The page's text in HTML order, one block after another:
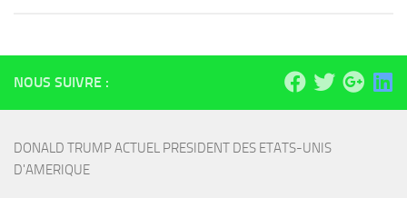
NOUS SUIVRE :
DONALD TRUMP ACTUEL PRESIDENT DES ETATS-UNIS
D'AMERIQUE